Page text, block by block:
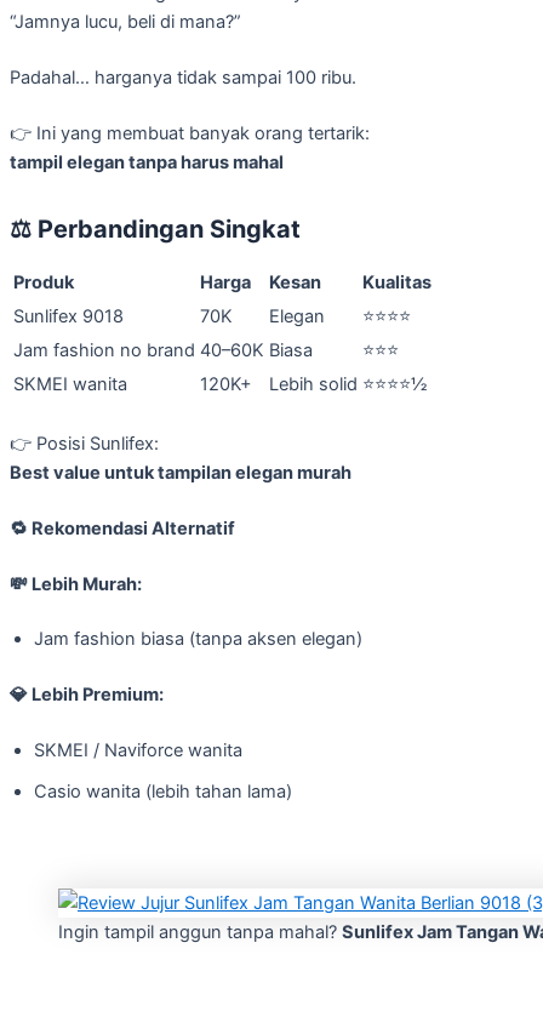
“Jamnya lucu, beli di mana?”
Padahal… harganya tidak sampai 100 ribu.
👉 Ini yang membuat banyak orang tertarik:
tampil elegan tanpa harus mahal
⚖️ Perbandingan Singkat
Produk Harga Kesan
Kualitas
Sunlifex 9018
70K Elegan
⭐⭐⭐⭐
Jam fashion no brand 40–60K Biasa
⭐⭐⭐
SKMEI wanita
120K+ Lebih solid ⭐⭐⭐⭐½
👉 Posisi Sunlifex:
Best value untuk tampilan elegan murah
🔁 Rekomendasi Alternatif
💸 Lebih Murah:
Jam fashion biasa (tanpa aksen elegan)
💎 Lebih Premium:
SKMEI / Naviforce wanita
Casio wanita (lebih tahan lama)
Ingin tampil anggun tanpa mahal? Sunlifex Jam Tangan